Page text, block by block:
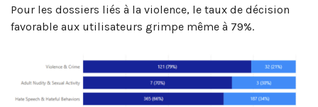
Pour les dossiers liés à la violence, le taux de décision
favorable aux utilisateurs grimpe même à 79%.